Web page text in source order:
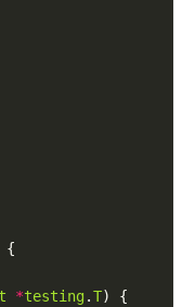
t *testing.T